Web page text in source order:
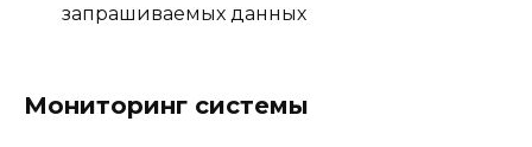
запрашиваемых данных
Мониторинг системы